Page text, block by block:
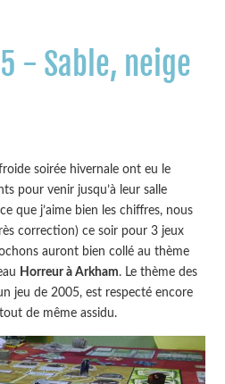
- Sable, neige
soirée hivernale ont eu le
pour venir jusqu’à leur salle
que j’aime bien les chiffres, nous
correction) ce soir pour 3 jeux
auront bien collé au thème
Horreur à Arkham. Le thème des
jeu de 2005, est respecté encore
de même assidu.